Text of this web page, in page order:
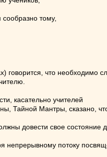
сообразно тому,
говорится, что необходимо
касательно учителей
Тайной Мантры, сказано,
довести свое состояние
непрерывному потоку